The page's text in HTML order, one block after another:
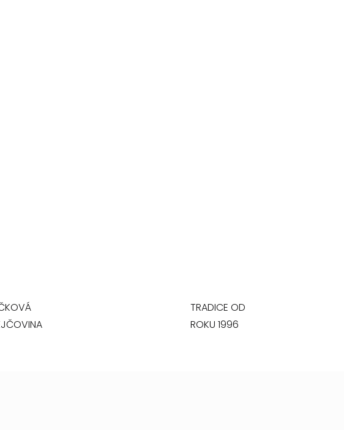
TRADICE OD
ROKU 1996